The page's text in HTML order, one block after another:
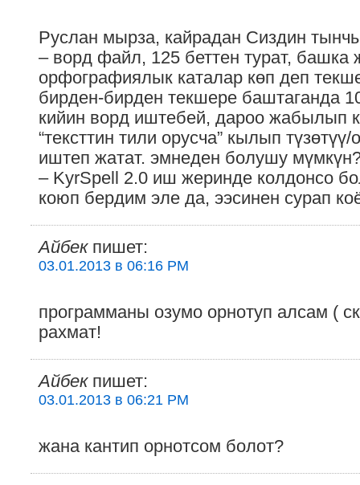
Руслан мырза, кайрадан Сиздин
– ворд файл, 125 беттен турат, башка
орфографиялык каталар көп деп
бирден-бирден текшере баштаганда
кийин ворд иштебей, дароо жабылып
“тексттин тили орусча” кылып
иштеп жатат. эмнеден болушу
– KyrSpell 2.0 иш жеринде колдонсо
коюп бердим эле да, ээсинен сурап
Айбекпишет:
03.01.2013 в 06:16 PM
программаны озумо орнотуп алсам (
рахмат!
Айбекпишет:
03.01.2013 в 06:21 PM
жана кантип орнотсом болот?